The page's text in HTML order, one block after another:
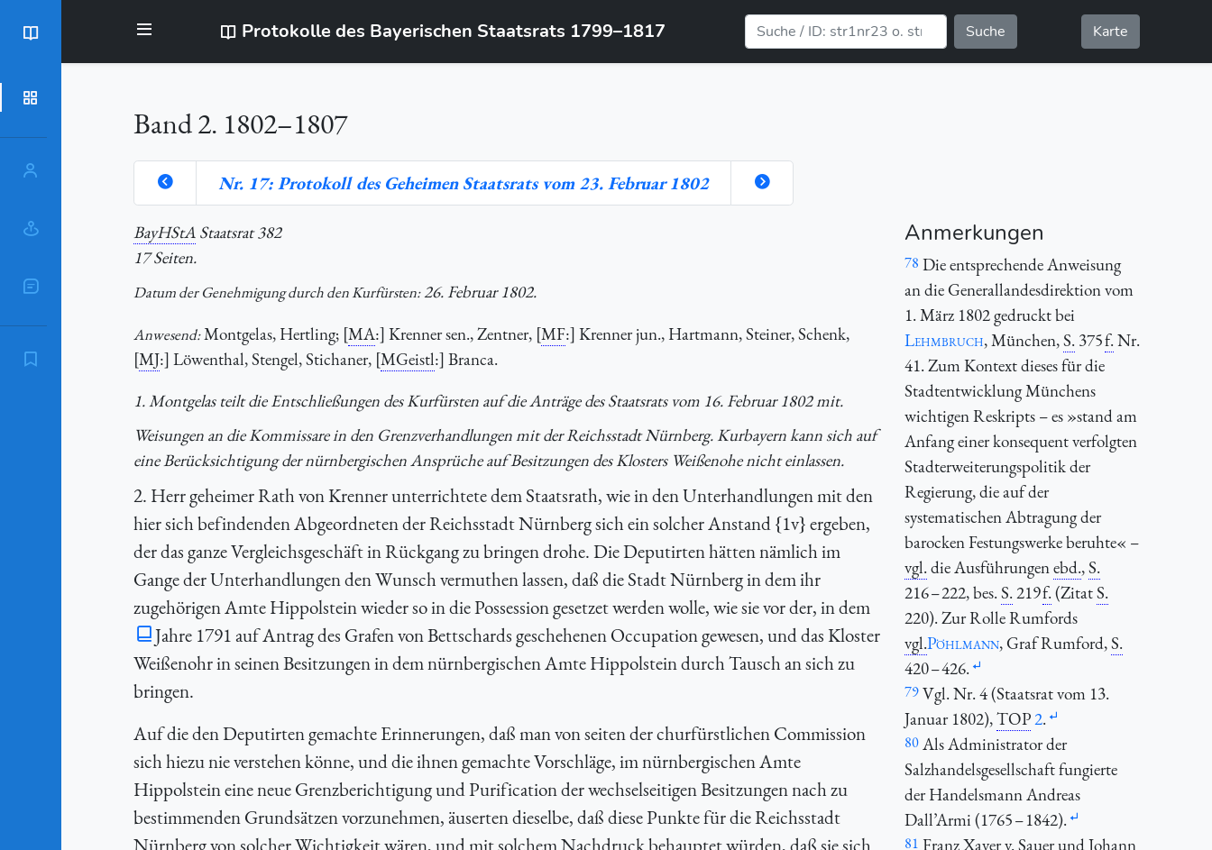
Protokolle des Bayerischen Staatsrats 1799–1817 Suche Karte
Sachschlagworte
Zitierempfehlung
Band 2. 1802–1807
Nr. 17: Protokoll des Geheimen Staatsrats vom 23. Februar 1802
BayHStA Staatsrat 382
17 Seiten.
Datum der Genehmigung durch den Kurfürsten:26. Februar 1802.
Anwesend:Montgelas, Hertling; [MA:] Krenner sen., Zentner, [MF:] Krenner jun., Hartmann, Steiner, Schenk,
[MJ:] Löwenthal, Stengel, Stichaner, [MGeistl:] Branca.
1. Montgelas teilt die Entschließungen des Kurfürsten auf die Anträge des Staatsrats vom 16. Februar 1802 mit.
Weisungen an die Kommissare in den Grenzverhandlungen mit der Reichsstadt Nürnberg. Kurbayern kann sich auf
eine Berücksichtigung der nürnbergischen Ansprüche auf Besitzungen des Klosters Weißenohe nicht einlassen.
2. Herr geheimer Rath von Krenner unterrichtete dem Staatsrath, wie in den Unterhandlungen mit den
hier sich befindenden Abgeordneten der Reichsstadt Nürnberg sich ein solcher Anstand {1v} ergeben,
der das ganze Vergleichsgeschäft in Rückgang zu bringen drohe. Die Deputirten hätten nämlich im
Gange der Unterhandlungen den Wunsch vermuthen lassen, daß die Stadt Nürnberg in dem ihr
zugehörigen Amte Hippolstein wieder so in die Possession gesetzet werden wolle, wie sie vor der, in dem
Jahre 1791 auf Antrag des Grafen von Bettschards geschehenen Occupation gewesen, und das Kloster
Weißenohr in seinen Besitzungen in dem nürnbergischen Amte Hippolstein durch Tausch an sich zu
bringen.
Auf die den Deputirten gemachte Erinnerungen, daß man von seiten der churfürstlichen Commission
sich hiezu nie verstehen könne, und die ihnen gemachte Vorschläge, im nürnbergischen Amte
Hippolstein eine neue Grenzberichtigung und Purification der wechselseitigen Besitzungen nach zu
bestimmenden Grundsätzen vorzunehmen, äuserten dieselbe, daß diese Punkte für die Reichsstadt
Nürnberg von solcher Wichtigkeit wären, und mit solchem Nachdruck behauptet würden, daß sie sich
Anmerkungen
78 Die entsprechende Anweisung
an die Generallandesdirektion vom
1. März 1802 gedruckt bei
Lehmbruch, München,S. 375f.Nr.
41. Zum Kontext dieses für die
Stadtentwicklung Münchens
wichtigen Reskripts – es »stand am
Anfang einer konsequent verfolgten
Stadterweiterungspolitik der
Regierung, die auf der
systematischen Abtragung der
barocken Festungswerke beruhte« –
vgl.die Ausführungenebd.,S.
216 – 222, bes.S.219f.(ZitatS.
220). Zur Rolle Rumfords
vgl.Pöhlmann, Graf Rumford,S.
420 – 426.
79Vgl. Nr. 4 (Staatsrat vom 13.
Januar 1802),TOP2.
80Als Administrator der
Salzhandelsgesellschaft fungierte
der Handelsmann Andreas
Dall’Armi (1765 – 1842).
81 Franz Xaverv.Sauer und Johann